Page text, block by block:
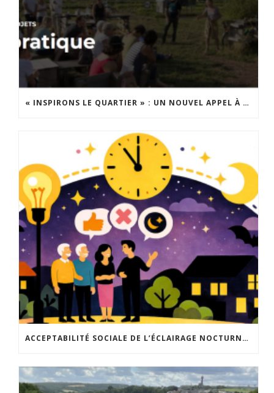
« INSPIRONS LE QUARTIER » : UN NOUVEL APPEL À PROJETS EST LANCÉ !
ACCEPTABILITÉ SOCIALE DE L’ÉCLAIRAGE NOCTURNE : LE REPLAY EST DISPONIBLE